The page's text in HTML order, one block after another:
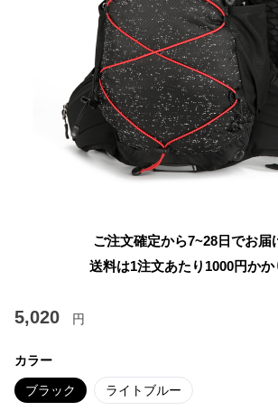
ご注文確定から7~28日でお届
送料は1注文あたり 1000円か
5,020 円
カラー
ブラック ライトブルー